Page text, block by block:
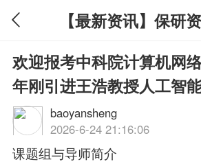
【最新资讯】保研
欢迎报考中科院计算机网
年刚引进王浩教授人工智
baoyansheng
2026-6-24 21:16:06
课题组与导师简介